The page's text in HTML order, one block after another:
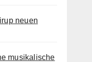
neuen
musikalische